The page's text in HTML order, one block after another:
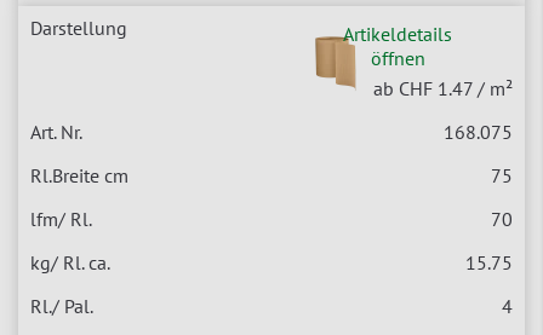
Artikeldetails
öffnen
ab CHF 1.47 / m²
168.075
75
70
15.75
4